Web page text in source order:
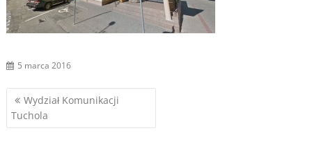
5 marca 2016
Nawigacja
wpisu
Wydział Komunikacji
Tuchola